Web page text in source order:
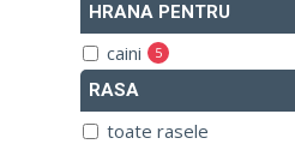
HRANA PENTRU
caini 5
iaz
pisici 2
RASA
toate rasele